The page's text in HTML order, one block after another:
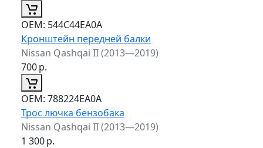
ОЕМ: 544C44EA0A
Кронштейн передней балки
Nissan Qashqai II (2013—2019)
700р.
ОЕМ: 788224EA0A
Трос лючка бензобака
Nissan Qashqai II (2013—2019)
1 300р.